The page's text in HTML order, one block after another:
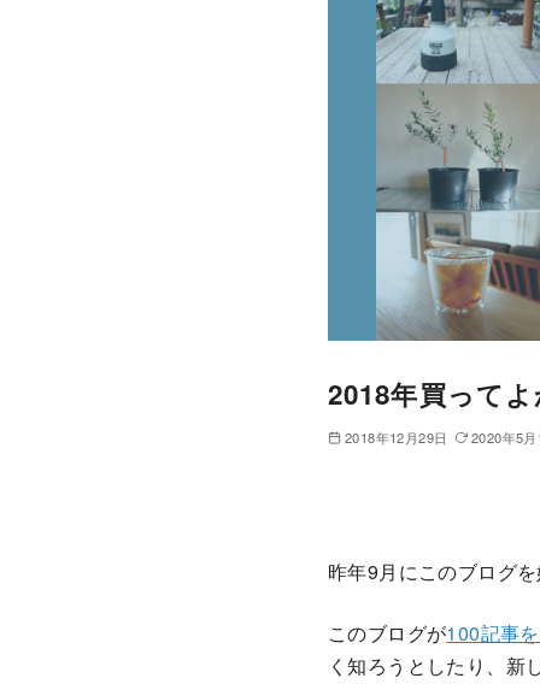
2018年買って
2018年12月29日 2020年5
昨年9月にこのブログ
このブログが100記事
く知ろうとしたり、新